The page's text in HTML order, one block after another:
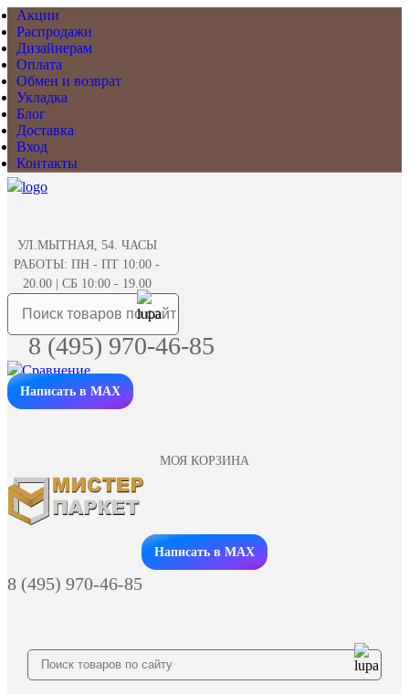
Акции
Распродажи
Дизайнерам
Оплата
Обмен и возврат
Укладка
Блог
Доставка
Вход
Контакты
УЛ.МЫТНАЯ, 54. ЧАСЫ
РАБОТЫ: ПН - ПТ 10:00 -
20.00 | СБ 10:00 - 19.00
8 (495) 970-46-85
Написать в MAX
МОЯ КОРЗИНА
Заказать звонок
Написать в MAX
8 (495) 970-46-85